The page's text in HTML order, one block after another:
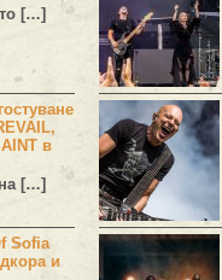
[…]
в
[…]
Sofia
и